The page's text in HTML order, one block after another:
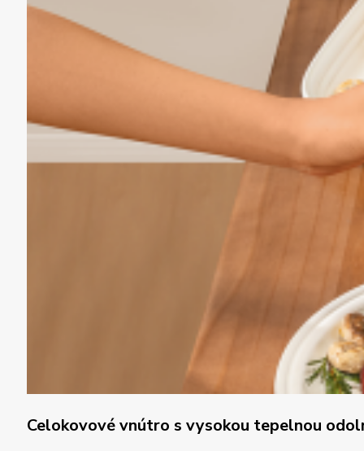
Celokovové vnútro s vysokou tepelnou